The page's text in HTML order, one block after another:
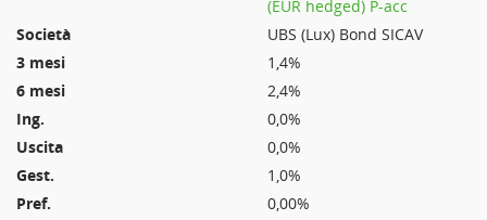
(EUR hedged) P-acc
UBS (Lux) Bond SICAV
1,4%
2,4%
0,0%
0,0%
1,0%
0,00%